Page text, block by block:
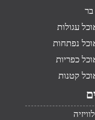
עגולות
נפתחות
כפריות
קטנות